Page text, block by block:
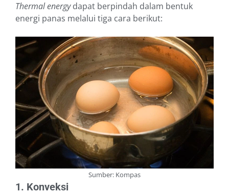
Thermal energydapat berpindah dalam bentuk
energi panas melalui tiga cara berikut:
Sumber: Kompas
1. Konveksi